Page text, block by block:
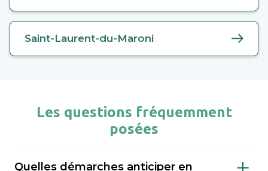
Saint-Laurent-du-Maroni
Les questions fréquemment
posées
Quelles démarches anticiper en